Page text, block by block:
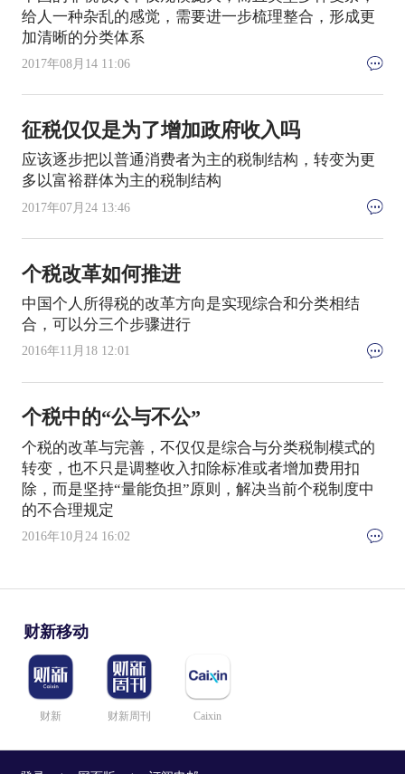
给人一种杂乱的感觉，需要进一步梳理整合，形成更
加清晰的分类体系
2017年08月14 11:06
征税仅仅是为了增加政府收入吗
应该逐步把以普通消费者为主的税制结构，转变为更
多以富裕群体为主的税制结构
2017年07月24 13:46
个税改革如何推进
中国个人所得税的改革方向是实现综合和分类相结
合，可以分三个步骤进行
2016年11月18 12:01
个税中的“公与不公”
个税的改革与完善，不仅仅是综合与分类税制模式的
转变，也不只是调整收入扣除标准或者增加费用扣
除，而是坚持“量能负担”原则，解决当前个税制度中
的不合理规定
2016年10月24 16:02
财新移动
财新 财新周刊 Caixin